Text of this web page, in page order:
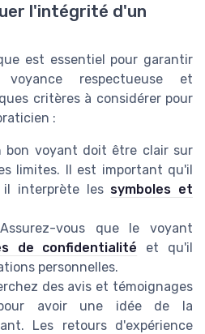
l'intégrité d'un
est essentiel pour garantir
respectueuse et
critères à considérer pour
:
bon voyant doit être clair sur
limites. Il est important qu'il
il interprète les symboles et
vous que le voyant
de confidentialité et qu'il
personnelles.
des avis et témoignages
avoir une idée de la
Les retours d'expérience